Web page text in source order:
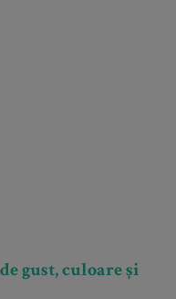
gust, culoare și